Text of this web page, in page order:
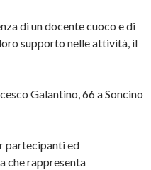
di un docente cuoco e di
supporto nelle attività, il
Galantino, 66 a Soncino
partecipanti ed
che rappresenta